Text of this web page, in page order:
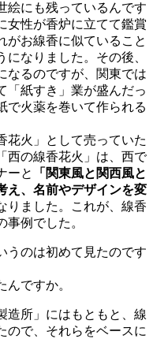
絵にも残っているんです
女性が香炉に立てて鑑賞
がお線香に似ていること
なりました。その後、
なるのですが、関東では
「紙すき」業が盛んだっ
で火薬を巻いて作られる
花火」として売っていた
西の線香花火」は、西で
ーと
「関東風と関西風と
え、名前やデザインを変
りました。これが、線香
例でした。
うのは初めて見たのです
ですか。
造所」にはもともと、線
ので、それらをベースに